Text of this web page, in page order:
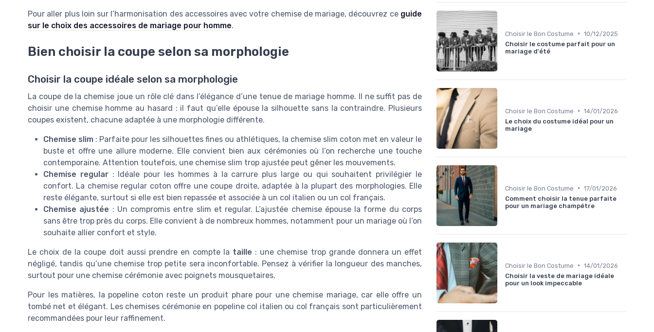
Pour aller plus loin sur l’harmonisation des accessoires avec votre chemise de mariage, découvrez ce guide
sur le choix des accessoires de mariage pour homme.
Bien choisir la coupe selon sa morphologie
Choisir la coupe idéale selon sa morphologie
La coupe de la chemise joue un rôle clé dans l’élégance d’une tenue de mariage homme. Il ne suffit pas de
choisir une chemise homme au hasard : il faut qu’elle épouse la silhouette sans la contraindre. Plusieurs
coupes existent, chacune adaptée à une morphologie différente.
Chemise slim : Parfaite pour les silhouettes fines ou athlétiques, la chemise slim coton met en valeur le
buste et offre une allure moderne. Elle convient bien aux cérémonies où l’on recherche une touche
contemporaine. Attention toutefois, une chemise slim trop ajustée peut gêner les mouvements.
Chemise regular: Idéale pour les hommes à la carrure plus large ou qui souhaitent privilégier le
confort. La chemise regular coton offre une coupe droite, adaptée à la plupart des morphologies. Elle
reste élégante, surtout si elle est bien repassée et associée à un col italien ou un col français.
Chemise ajustée : Un compromis entre slim et regular. L’ajustée chemise épouse la forme du corps
sans être trop près du corps. Elle convient à de nombreux hommes, notamment pour un mariage où l’on
souhaite allier confort et style.
Le choix de la coupe doit aussi prendre en compte la taille : une chemise trop grande donnera un effet
négligé, tandis qu’une chemise trop petite sera inconfortable. Pensez à vérifier la longueur des manches,
surtout pour une chemise cérémonie avec poignets mousquetaires.
Pour les matières, la popeline coton reste un produit phare pour une chemise mariage, car elle offre un
tombé net et élégant. Les chemises cérémonie en popeline col italien ou col français sont particulièrement
recommandées pour leur raffinement.
Choisir le Bon Costume • 10/12/2025
Choisir le costume parfait pour un
mariage d'été
Choisir le Bon Costume • 14/01/2026
Le choix du costume idéal pour un
mariage
Choisir le Bon Costume • 17/01/2026
Comment choisir la tenue parfaite
pour un mariage champêtre
Choisir le Bon Costume • 14/01/2026
Choisir la veste de mariage idéale
pour un look impeccable